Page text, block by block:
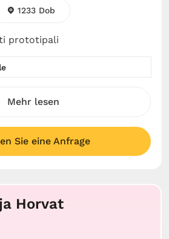
prototipali
1233 Dob
Mehr lesen
Sie eine Anfrage
Horvat